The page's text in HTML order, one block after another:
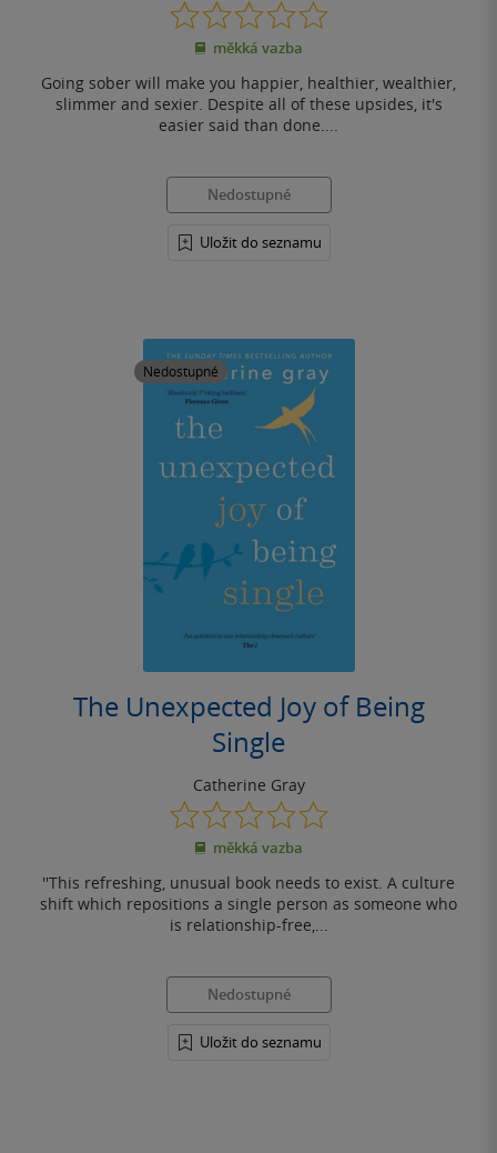
0.0
z
5
měkká vazba
Going sober will make you happier, healthier, wealthier,
slimmer and sexier. Despite all of these upsides, it's
easier said than done....
Nedostupné
Uložit do seznamu
Nedostupné
The Unexpected Joy of Being
Single
Catherine Gray
0.0
z
5
měkká vazba
''This refreshing, unusual book needs to exist. A culture
shift which repositions a single person as someone who
is relationship-free,...
Nedostupné
Uložit do seznamu